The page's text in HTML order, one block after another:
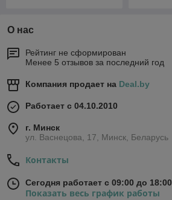
О нас
Рейтинг не сформирован
Менее 5 отзывов за последний год
Компания продает на Deal.by
Работает с 04.10.2010
г. Минск
ул. Васнецова, 17, Минск, Беларусь
Контакты
Сегодня работает с 09:00 до 18:00
Показать весь график работы